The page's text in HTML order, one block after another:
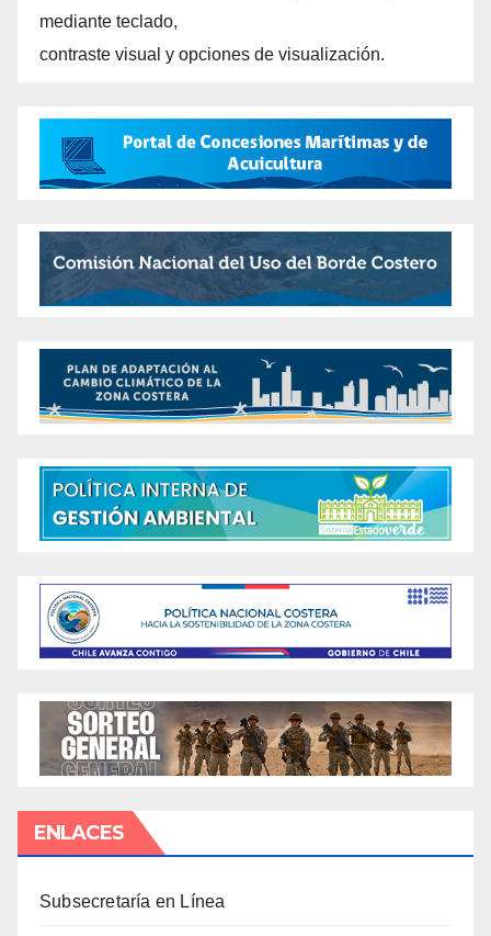
mediante teclado,
contraste visual y opciones de visualización.
ENLACES
Subsecretaría en Línea